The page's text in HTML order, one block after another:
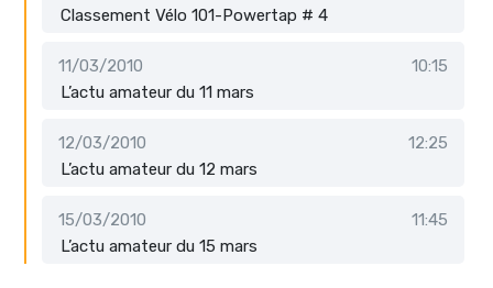
Classement Vélo 101-Powertap # 4
11/03/2010
10:15
L’actu amateur du 11 mars
12/03/2010
12:25
L’actu amateur du 12 mars
15/03/2010
11:45
L’actu amateur du 15 mars